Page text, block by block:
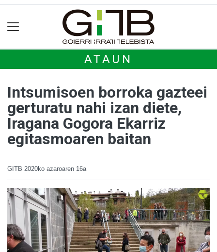
ATAUN
Intsumisoen borroka gazteei
gerturatu nahi izan diete,
Iragana Gogora Ekarriz
egitasmoaren baitan
GITB 2020ko azaroaren 16a